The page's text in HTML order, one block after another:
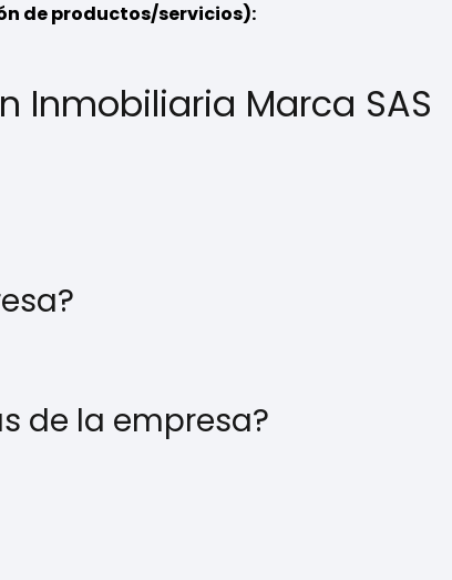
de productos/servicios):
Inmobiliaria Marca SAS
de la empresa?